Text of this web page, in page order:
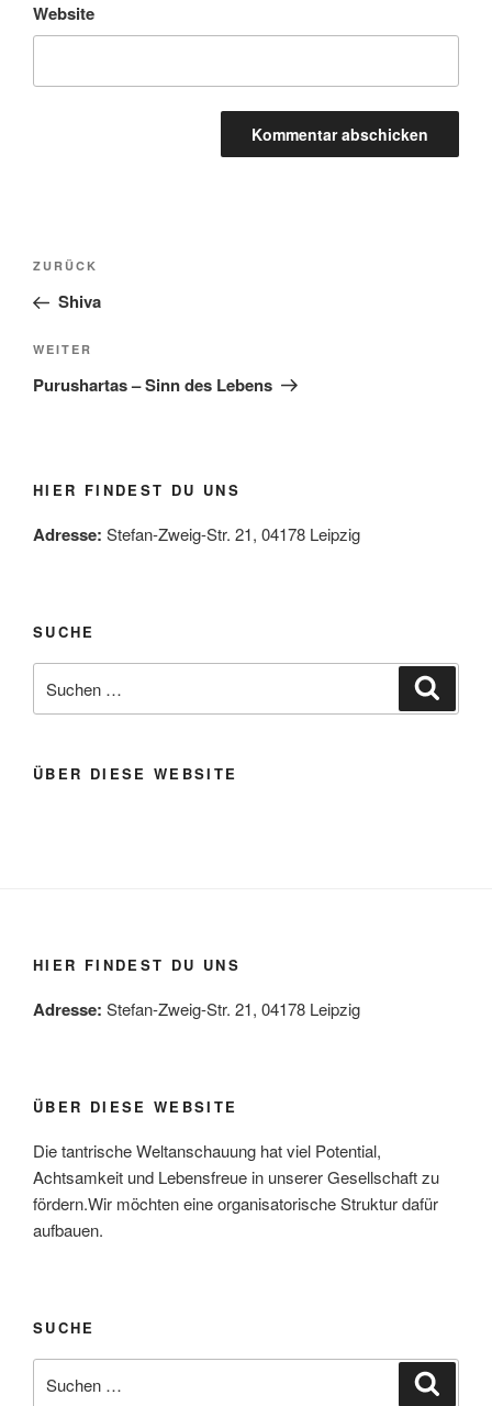
Website
Beitragsnavigation
Vorheriger
Beitrag
ZURÜCK
Shiva
Nächster
Beitrag
WEITER
Purushartas – Sinn des Lebens
HIER FINDEST DU UNS
Adresse: Stefan-Zweig-Str. 21, 04178 Leipzig
SUCHE
nach:
ÜBER DIESE WEBSITE
HIER FINDEST DU UNS
Adresse: Stefan-Zweig-Str. 21, 04178 Leipzig
ÜBER DIESE WEBSITE
Die tantrische Weltanschauung hat viel Potential,
Achtsamkeit und Lebensfreue in unserer Gesellschaft zu
fördern.Wir möchten eine organisatorische Struktur dafür
aufbauen.
SUCHE
nach: